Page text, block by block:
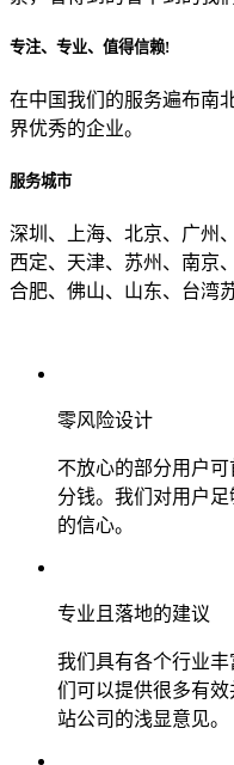
专注、专业、值得信赖!
在中国我们的服务遍布南
界优秀的企业。
服务城市
深圳、上海、北京、广州
西定、天津、苏州、南京
合肥、佛山、山东、台湾
零风险设计
不放心的部分用户
分钱。我们对用户
的信心。
专业且落地的建议
我们具有各个行业
们可以提供很多有
站公司的浅显意见。